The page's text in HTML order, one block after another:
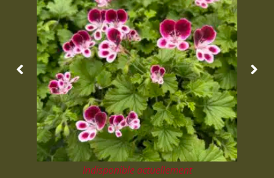
Indisponible actuellement